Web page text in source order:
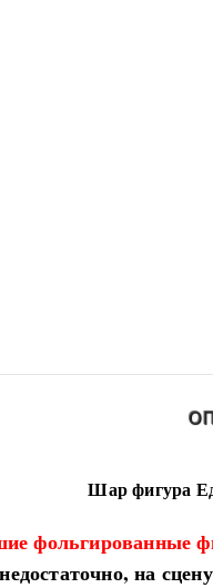
Шар фигура
фольгированные
на